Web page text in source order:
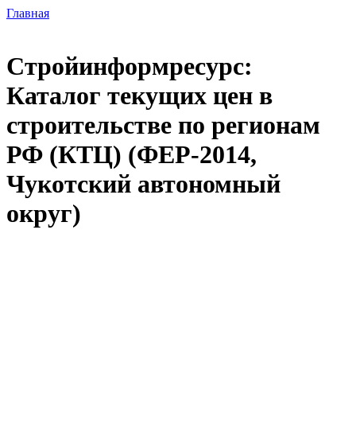
Главная
Стройинформресурс:
Каталог текущих цен в
строительстве по регионам
РФ (КТЦ) (ФЕР-2014,
Чукотский автономный
округ)